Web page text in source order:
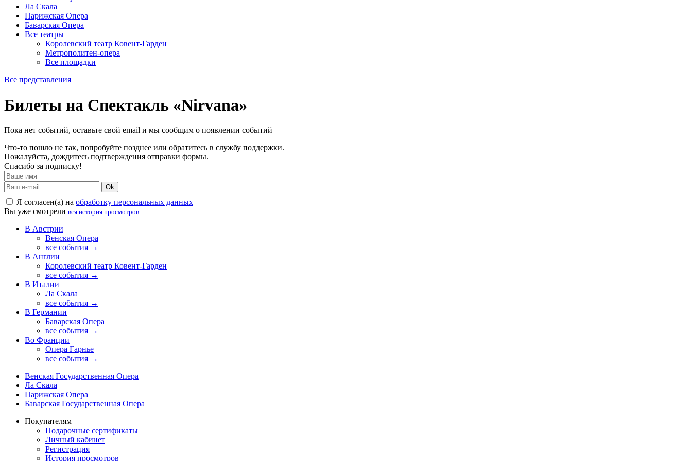
Ла Скала
Парижская Опера
Баварская Опера
Все театры
Королевский театр Ковент-Гарден
Метрополитен-опера
Все площадки
Все представления
Билеты на Спектакль «Nirvana»
Пока нет событий, оставьте свой email и мы сообщим о появлении событий
Что-то пошло не так, попробуйте позднее или обратитесь в службу поддержки.
Пожалуйста, дождитесь подтверждения отправки формы.
Спасибо за подписку!
Ok
Я согласен(а) на обработку персональных данных
Вы уже смотрели вся история просмотров
В Австрии
Венская Опера
все события →
В Англии
Королевский театр Ковент-Гарден
все события →
В Италии
Ла Скала
все события →
В Германии
Баварская Опера
все события →
Во Франции
Опера Гарнье
все события →
Венская Государственная Опера
Ла Скала
Парижская Опера
Баварская Государственная Опера
Покупателям
Подарочные сертификаты
Личный кабинет
Регистрация
История просмотров